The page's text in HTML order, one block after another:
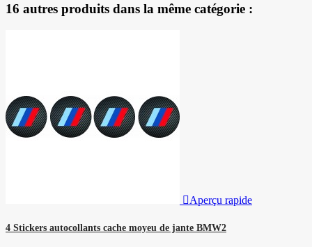
16 autres produits dans la même catégorie :
Aperçu rapide
4 Stickers autocollants cache moyeu de jante BMW2